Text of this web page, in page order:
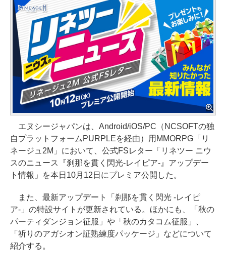
エヌシージャパンは、Android/iOS/PC（NCSOFTの独
自プラットフォームPURPLEを経由）用MMORPG「リ
ネージュ2M」において、公式FSレター「リネツー ニウ
スのニュース『刹那を貫く閃光-レイピア-』アップデー
ト情報」を本日10月12日にプレミア公開した。
また、最新アップデート「刹那を貫く閃光 -レイピ
ア-」の特設サイトが更新されている。ほかにも、「秋の
パーティダンジョン征服」や「秋のカタコム征服」、
「祈りのアガシオン証熟練度パッケージ」などについて
紹介する。